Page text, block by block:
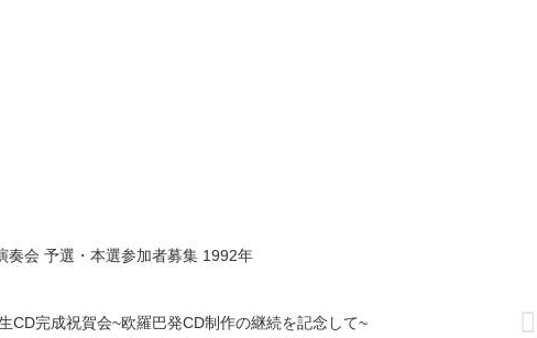
奏会 予選・本選参加者募集 1992年
CD完成祝賀会~欧羅巴発CD制作の継続を記念して~